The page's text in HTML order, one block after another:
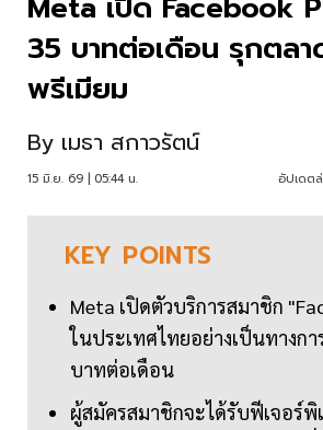
35 บาทต่อเดือน รุกตล
พรีเมียม
By เมธา สกาวรัตน์
15 มิ.ย. 69 | 05:44 น. อัปเดต
KEY POINTS
Meta เปิดตัวบริการสมาชิก
ในประเทศไทยอย่างเป็นทางกา
บาทต่อเดือน
ผู้สมัครสมาชิกจะได้รับฟีเจอร์พิ